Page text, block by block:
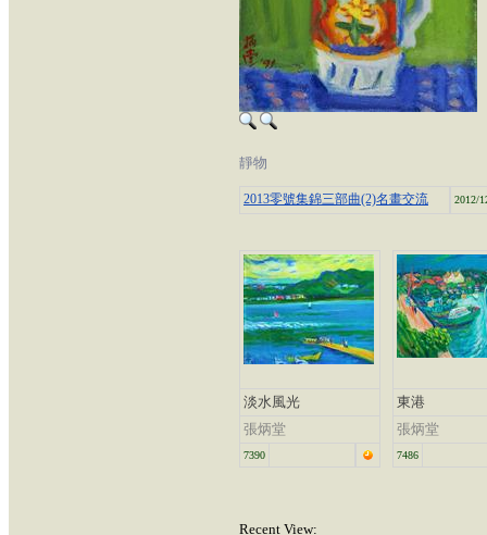
靜物
2013零號集錦三部曲(2)名畫交流 2012/
淡水風光
張炳堂
7390
東港
張炳堂
7486
Recent View: